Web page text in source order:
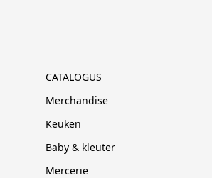
CATALOGUS
Merchandise
Keuken
Baby & kleuter
Mercerie